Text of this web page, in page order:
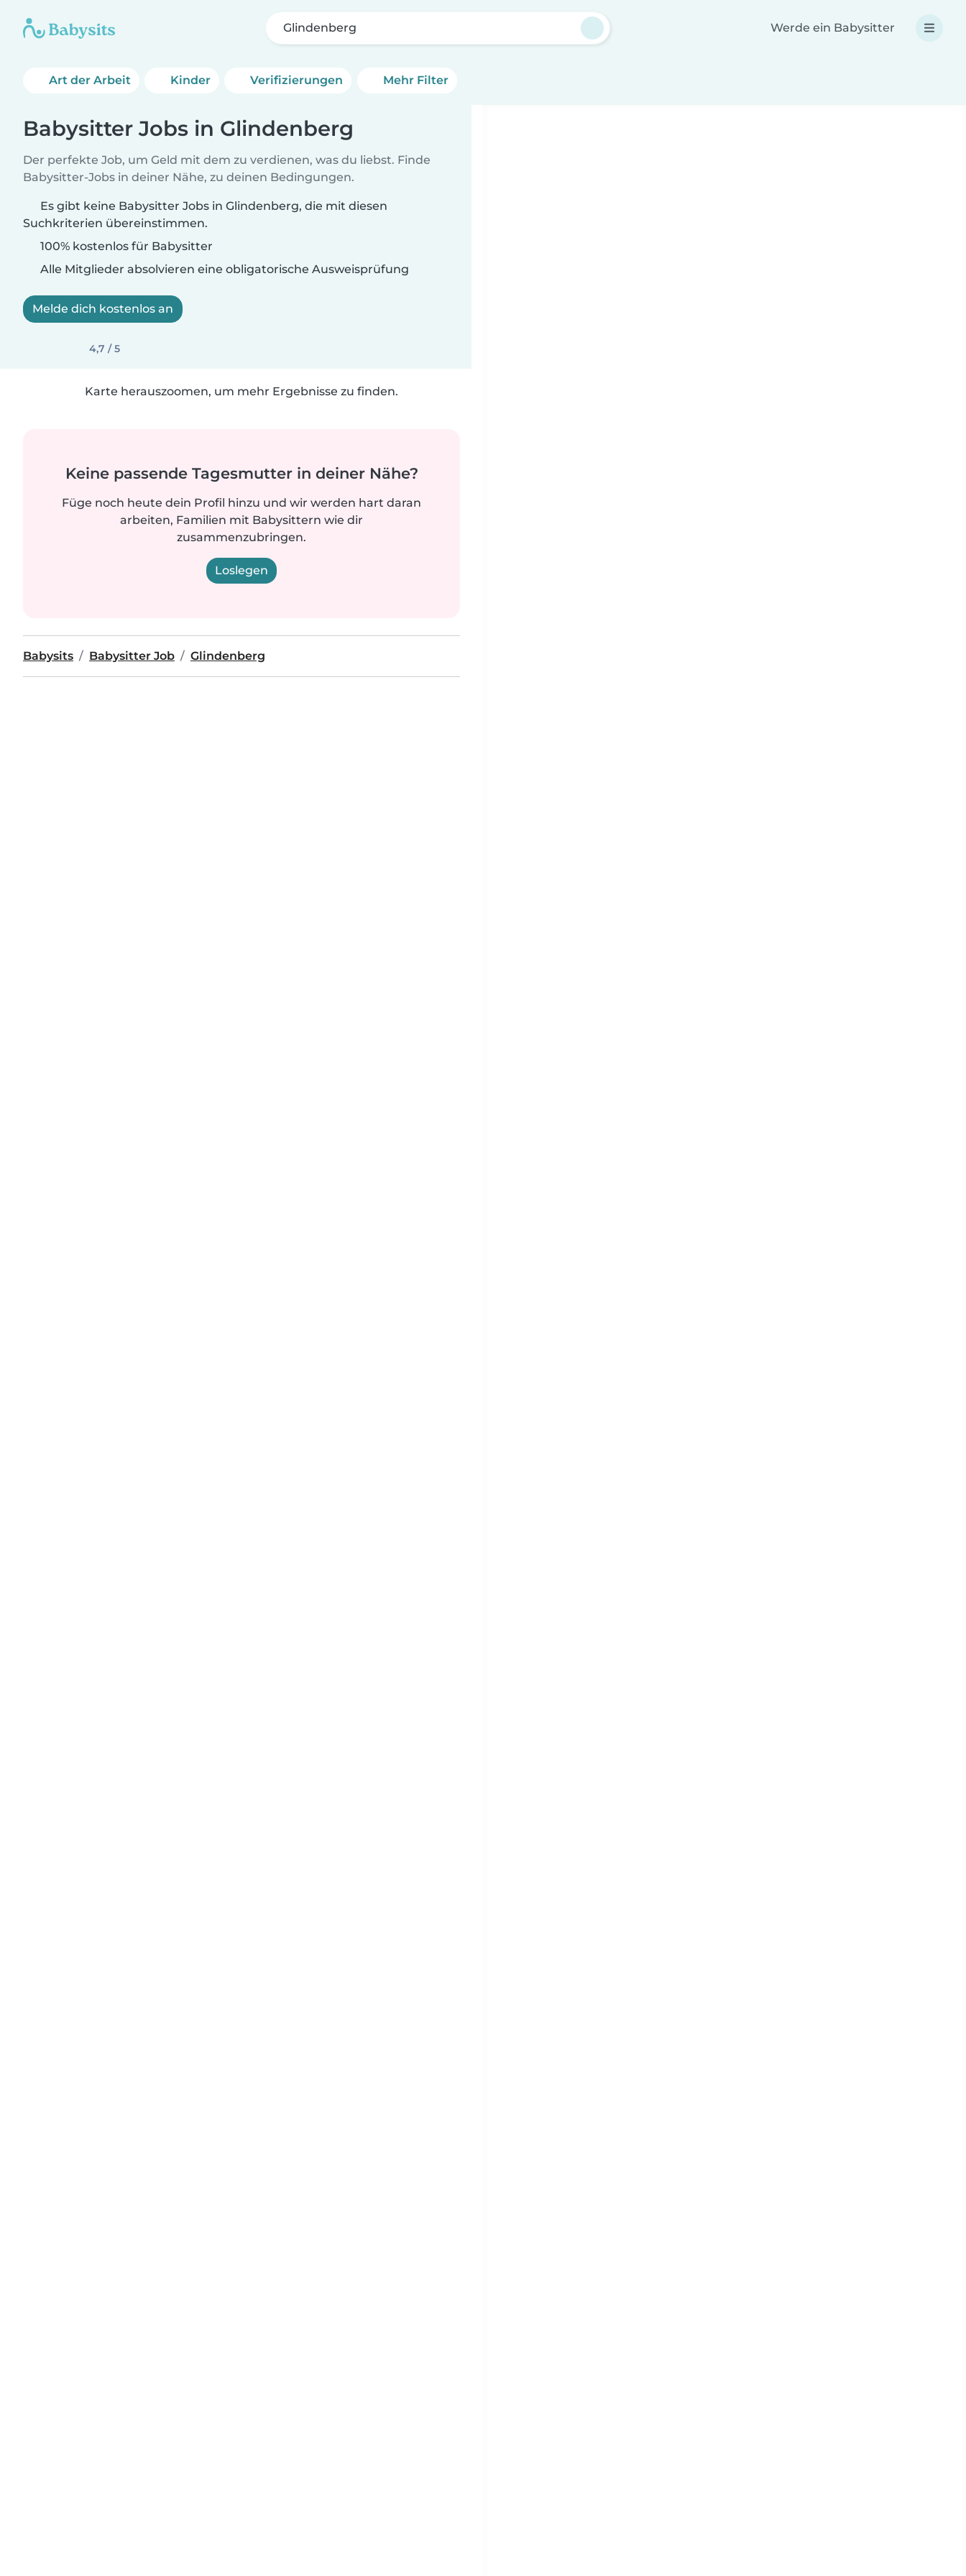
Glindenberg Werde ein Babysitter
Art der Arbeit Kinder Verifizierungen Mehr Filter
Babysitter Jobs in Glindenberg
Der perfekte Job, um Geld mit dem zu verdienen, was du liebst. Finde
Babysitter-Jobs in deiner Nähe, zu deinen Bedingungen.
Es gibt keine Babysitter Jobs in Glindenberg, die mit diesen
Suchkriterien übereinstimmen.
100% kostenlos für Babysitter
Alle Mitglieder absolvieren eine obligatorische Ausweisprüfung
Melde dich kostenlos an
4,7 / 5
Karte herauszoomen, um mehr Ergebnisse zu finden.
Keine passende Tagesmutter in deiner Nähe?
Füge noch heute dein Profil hinzu und wir werden hart daran
arbeiten, Familien mit Babysittern wie dir
zusammenzubringen.
Loslegen
Babysits Babysitter Job Glindenberg